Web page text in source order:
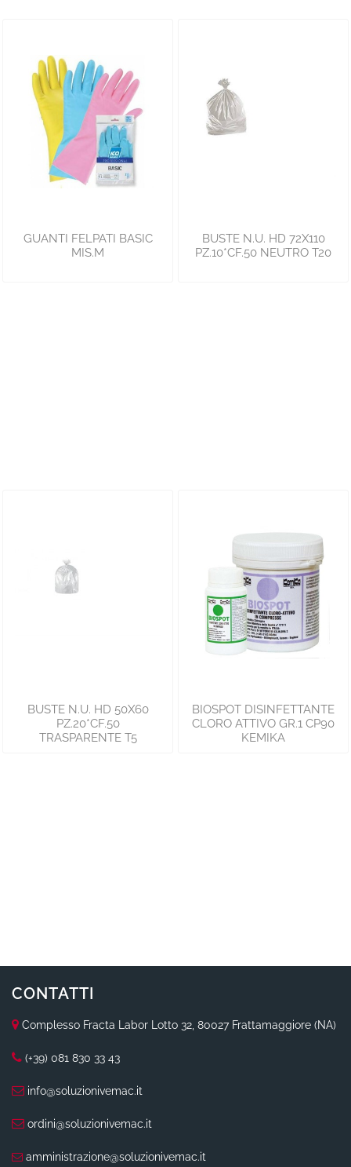
GUANTI FELPATI BASIC
MIS.M
BUSTE N.U. HD 72X110
PZ.10*CF.50 NEUTRO T20
BUSTE N.U. HD 50X60
PZ.20*CF.50
TRASPARENTE T5
BIOSPOT DISINFETTANTE
CLORO ATTIVO GR.1 CP90
KEMIKA
CONTATTI
Complesso Fracta Labor Lotto 32, 80027 Frattamaggiore (NA)
(+39) 081 830 33 43
info@soluzionivemac.it
ordini@soluzionivemac.it
amministrazione@soluzionivemac.it